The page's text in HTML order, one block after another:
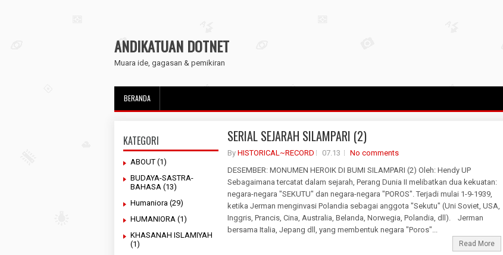
ANDIKATUAN DOTNET
Muara ide, gagasan & pemikiran
BERANDA
KATEGORI
ABOUT (1)
BUDAYA-SASTRA-
BAHASA (13)
Humaniora (29)
HUMANIORA (1)
KHASANAH ISLAMIYAH
(1)
SERIAL SEJARAH SILAMPARI (2)
By HISTORICAL~RECORD 07.13
No comments
DESEMBER: MONUMEN HEROIK DI BUMI SILAMPARI (2) Oleh: Hendy UP
Sebagaimana tercatat dalam sejarah, Perang Dunia II melibatkan dua kekuatan:
negara-negara "SEKUTU" dan negara-negara "POROS". Terjadi mulai 1-9-1939,
ketika Jerman menginvasi Polandia sebagai anggota "Sekutu" (Uni Soviet, USA,
Inggris, Prancis, Cina, Australia, Belanda, Norwegia, Polandia, dll). Jerman
bersama Italia, Jepang dll, yang membentuk negara "Poros"...
Read More